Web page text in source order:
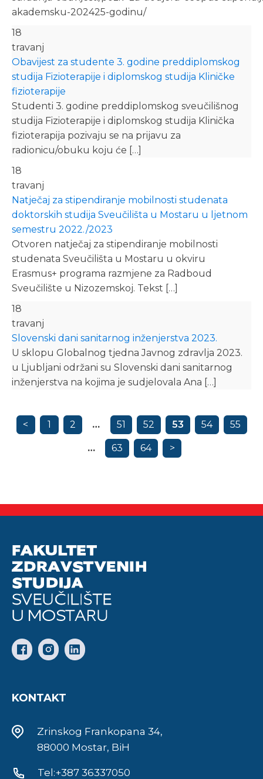
akademsku-202425-godinu/
18
travanj
Obavijest za studente 3. godine preddiplomskog
studija Fizioterapije i diplomskog studija Kliničke
fizioterapije
Studenti 3. godine preddiplomskog sveučilišnog
studija Fizioterapije i diplomskog studija Klinička
fizioterapija pozivaju se na prijavu za
radionicu/obuku koju će […]
18
travanj
Natječaj za stipendiranje mobilnosti studenata
doktorskih studija Sveučilišta u Mostaru u ljetnom
semestru 2022./2023
Otvoren natječaj za stipendiranje mobilnosti
studenata Sveučilišta u Mostaru u okviru
Erasmus+ programa razmjene za Radboud
Sveučilište u Nizozemskoj. Tekst […]
18
travanj
Slovenski dani sanitarnog inženjerstva 2023.
U sklopu Globalnog tjedna Javnog zdravlja 2023.
u Ljubljani održani su Slovenski dani sanitarnog
inženjerstva na kojima je sudjelovala Ana […]
< 1 2 … 51 52 53 54 55
… 63 64 >
KONTAKT
Zrinskog Frankopana 34,
88000 Mostar, BiH
Tel:+387 36337050